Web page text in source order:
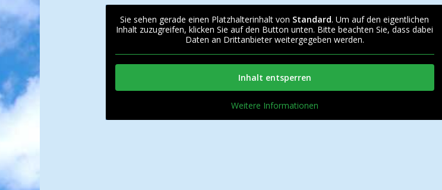
Sie sehen gerade einen Platzhalterinhalt von Standard. Um auf den eigentlichen
Inhalt zuzugreifen, klicken Sie auf den Button unten. Bitte beachten Sie, dass dabei
Daten an Drittanbieter weitergegeben werden.
Inhalt entsperren
Weitere Informationen